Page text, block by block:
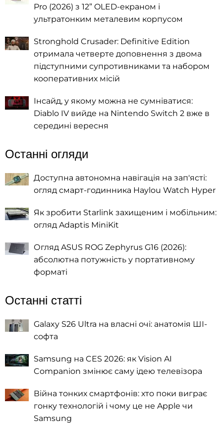
Pro (2026) з 12” OLED-екраном і
ультратонким металевим корпусом
Stronghold Crusader: Definitive Edition
отримала четверте доповнення з двома
підступними супротивниками та набором
кооперативних місій
Інсайд, у якому можна не сумніватися:
Diablo IV вийде на Nintendo Switch 2 вже в
середині вересня
Останні огляди
Доступна автономна навігація на зап'ясті:
огляд смарт-годинника Haylou Watch Hyper
Як зробити Starlink захищеним і мобільним:
огляд Adaptis MiniKit
Огляд ASUS ROG Zephyrus G16 (2026):
абсолютна потужність у портативному
форматі
Останні статті
Galaxy S26 Ultra на власні очі: анатомія ШІ-
софта
Samsung на CES 2026: як Vision AI
Companion змінює саму ідею телевізора
Війна тонких смартфонів: хто поки виграє
гонку технологій і чому це не Apple чи
Samsung